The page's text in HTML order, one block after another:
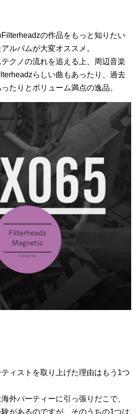
の作品をもっと知りたい
ルバムが大変オススメ。
クノの流れを追える上、周辺音楽
らしい曲もあったり、過去
たりとボリューム満点の逸品。
ィストを取り上げた理由はもう1つ
外パーティーに引っ張りだこで、
があるのですが、そのうちの1つは